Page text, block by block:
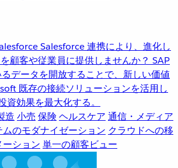
Salesforce 連携により、進化し
顧客や従業員に提供しませんか？ SAP
データを開放することで、新しい価値
既存の接続ソリューションを活用し
効果を最大化する。
造 小売 保険 ヘルスケア 通信・メディア
のモダナイゼーション クラウドへの移
ーション 単一の顧客ビュー